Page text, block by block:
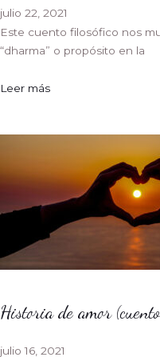
julio 22, 2021
Este cuento filosófico nos
“dharma” o propósito en la
Leer más
Historia de amor
julio 16, 2021